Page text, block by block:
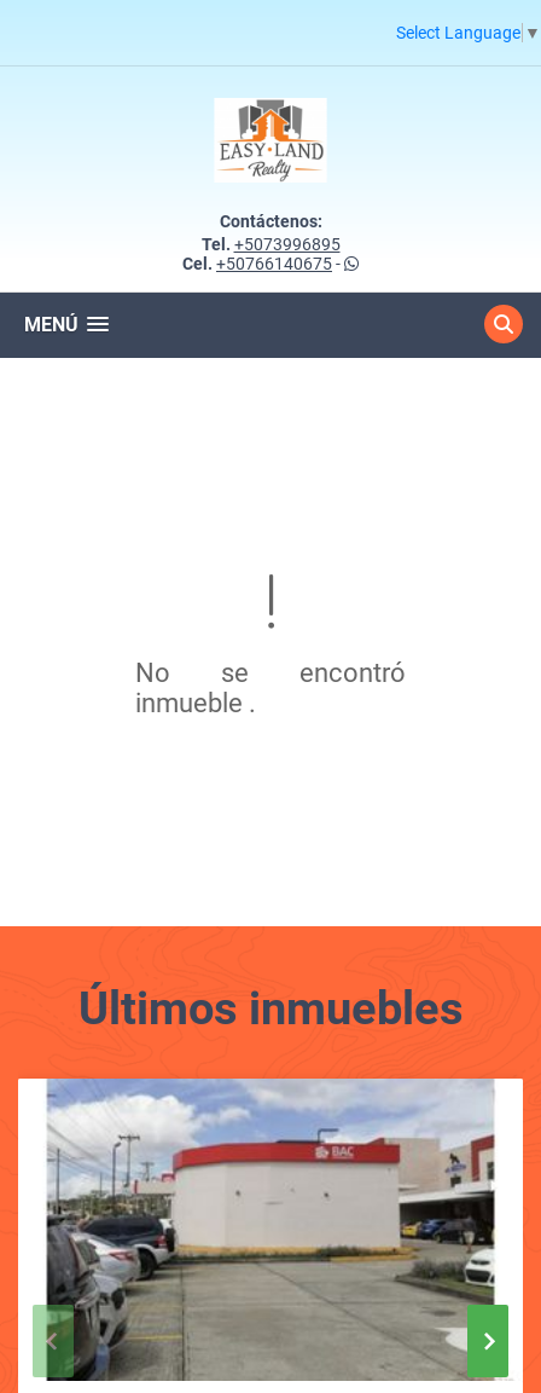
Select Language ▼
Contáctenos:
Tel. +5073996895
Cel. +50766140675-
MENÚ
No se encontró
inmueble .
Últimos inmuebles